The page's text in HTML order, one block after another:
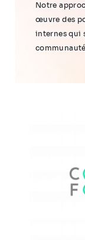
Notre
œuvre des
internes qui